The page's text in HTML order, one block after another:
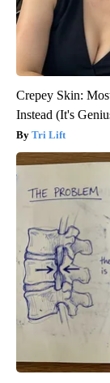
Crepey Skin:
Instead (It's
Tri Lift